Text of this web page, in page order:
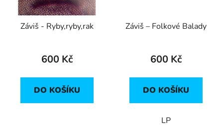
Záviš - Ryby,ryby,rak
600 Kč
DO KOŠÍKU
Záviš – Folkové Balady
600 Kč
DO KOŠÍKU
LP